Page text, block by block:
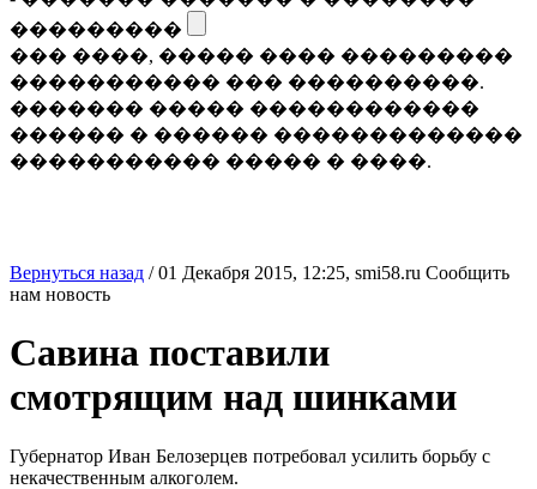
���������
��� ����, ����� ���� ���������
����������� ��� ����������.
������� ����� ������������
������ � ������ �������������
����������� ����� � ����.
Вернуться назад /01 Декабря 2015, 12:25, smi58.ru Сообщить
нам новость
Савина поставили
смотрящим над шинками
Губернатор Иван Белозерцев потребовал усилить борьбу с
некачественным алкоголем.